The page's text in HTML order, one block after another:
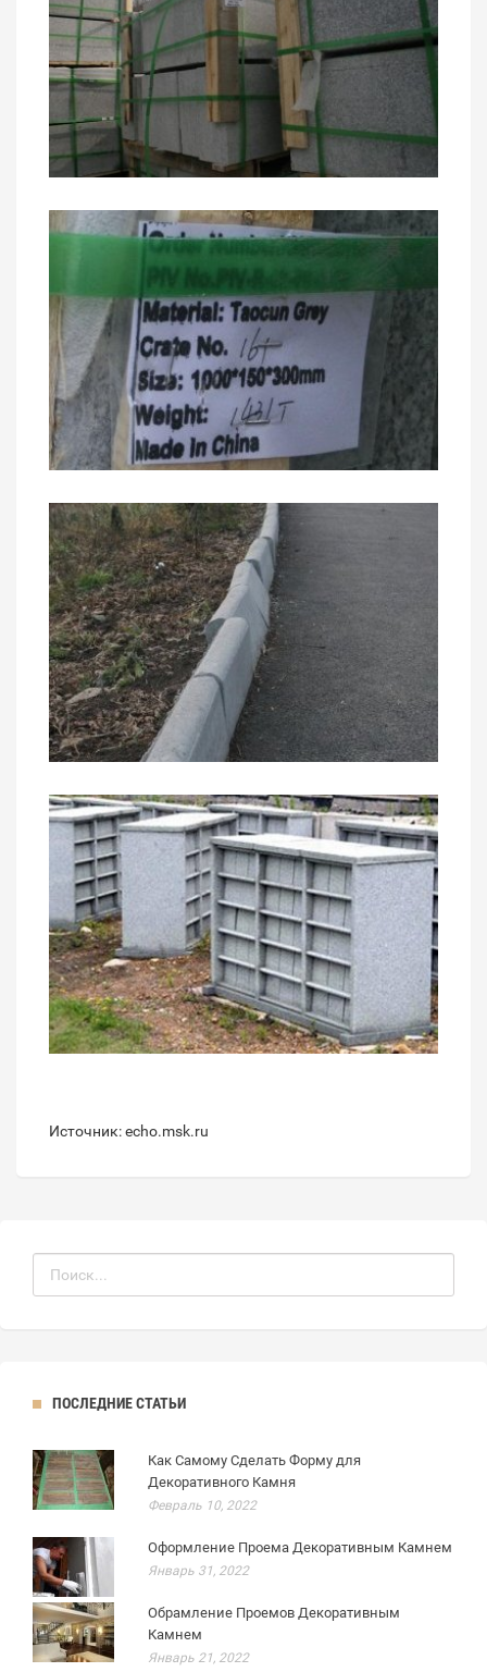
Источник: echo.msk.ru
ПОСЛЕДНИЕ СТАТЬИ
Как Самому Сделать Форму для
Декоративного Камня
Февраль 10, 2022
Оформление Проема Декоративным Камнем
Январь 31, 2022
Обрамление Проемов Декоративным
Камнем
Январь 21, 2022